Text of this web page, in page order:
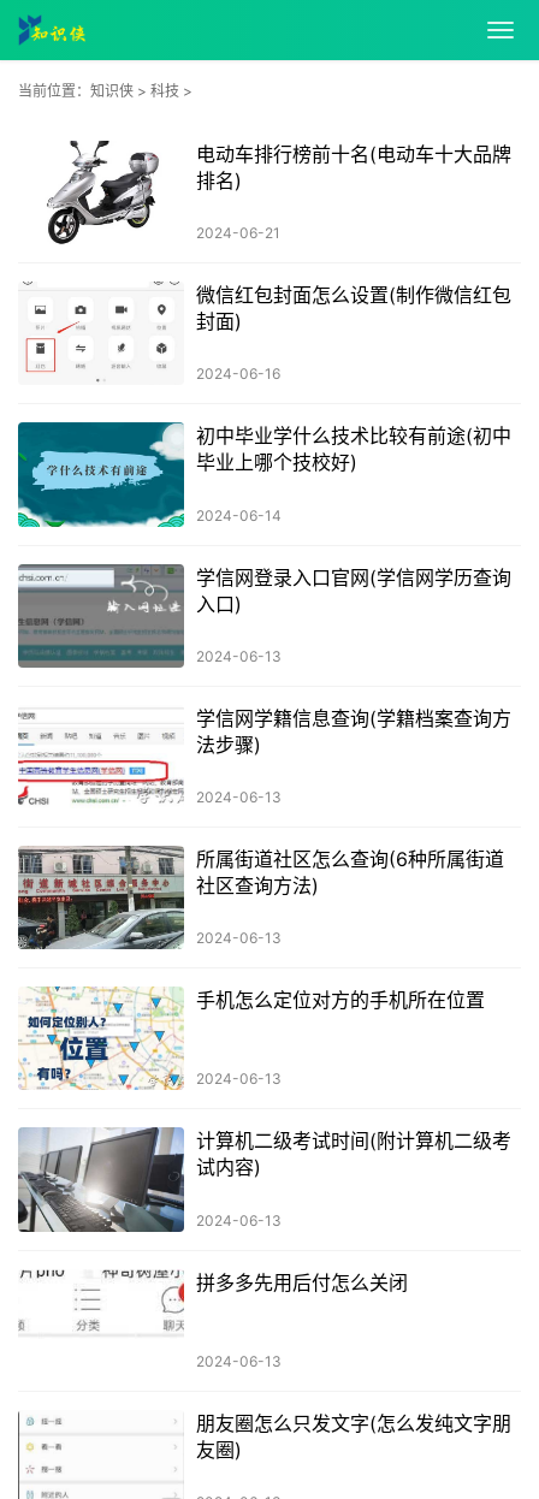
当前位置： 知识侠 > 科技 >
电动车排行榜前十名(电动车十大品牌
排名)
2024-06-21
微信红包封面怎么设置(制作微信红包
封面)
2024-06-16
初中毕业学什么技术比较有前途(初中
毕业上哪个技校好)
2024-06-14
学信网登录入口官网(学信网学历查询
入口)
2024-06-13
学信网学籍信息查询(学籍档案查询方
法步骤)
2024-06-13
所属街道社区怎么查询(6种所属街道
社区查询方法)
2024-06-13
手机怎么定位对方的手机所在位置
2024-06-13
计算机二级考试时间(附计算机二级考
试内容)
2024-06-13
拼多多先用后付怎么关闭
2024-06-13
朋友圈怎么只发文字(怎么发纯文字朋
友圈)